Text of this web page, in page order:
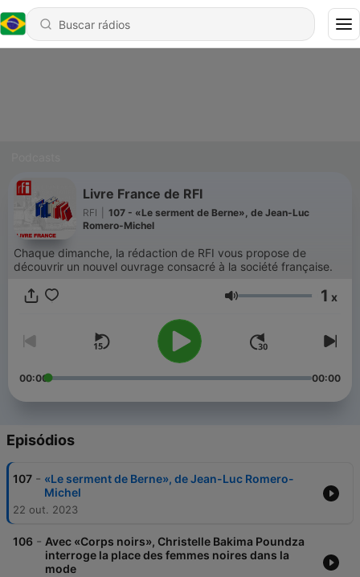
Livre France de RFI
RFI
107 - «Le serment de Berne», de Jean-Luc
Romero-Michel
Chaque dimanche, la rédaction de RFI vous propose de
découvrir un nouvel ouvrage consacré à la société française.
Volume 1 x
00:00 00:00
Episódios
107 - «Le serment de Berne», de Jean-Luc Romero-
Michel
22 out. 2023
106 - Avec «Corps noirs», Christelle Bakima Poundza
interroge la place des femmes noires dans la
mode